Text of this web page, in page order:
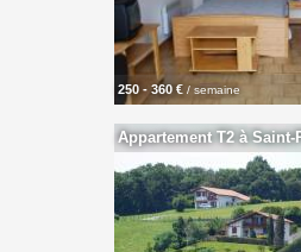
250 - 360 € / semaine
Appartement T2 à Saint-